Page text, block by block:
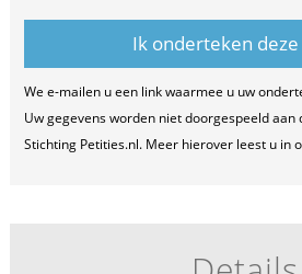
We e-mailen u een link waarmee u uw
Uw gegevens worden niet doorgespeeld aan
Stichting Petities.nl. Meer hierover leest u in